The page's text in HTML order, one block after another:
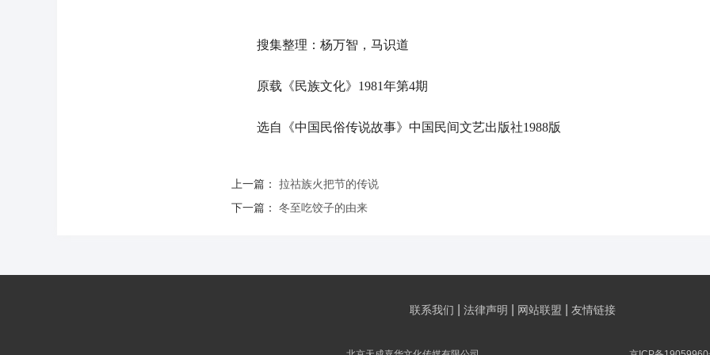
搜集整理：杨万智，马识道
原载《民族文化》1981年第4期
选自《中国民俗传说故事》中国民间文艺出版社1988版
上一篇： 拉祜族火把节的传说
下一篇： 冬至吃饺子的由来
联系我们 法律声明 网站联盟 友情链接